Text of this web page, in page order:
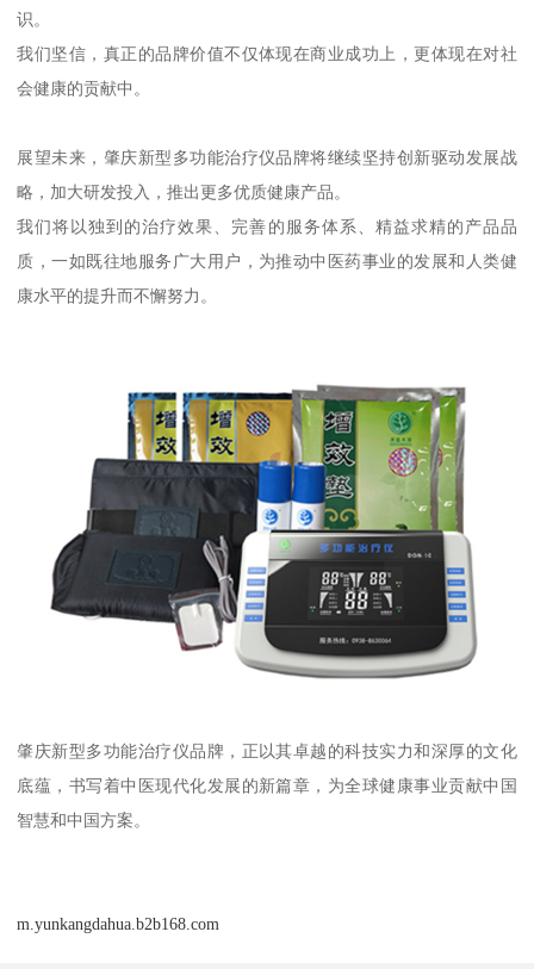
识。
我们坚信，真正的品牌价值不仅体现在商业成功上，更体现在对社
会健康的贡献中。
展望未来，肇庆新型多功能治疗仪品牌将继续坚持创新驱动发展战
略，加大研发投入，推出更多优质健康产品。
我们将以独到的治疗效果、完善的服务体系、精益求精的产品品
质，一如既往地服务广大用户，为推动中医药事业的发展和人类健
康水平的提升而不懈努力。
肇庆新型多功能治疗仪品牌，正以其卓越的科技实力和深厚的文化
底蕴，书写着中医现代化发展的新篇章，为全球健康事业贡献中国
智慧和中国方案。
m.yunkangdahua.b2b168.com